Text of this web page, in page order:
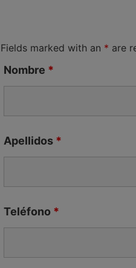
Fields marked with an * are
Nombre *
Apellidos *
Teléfono *